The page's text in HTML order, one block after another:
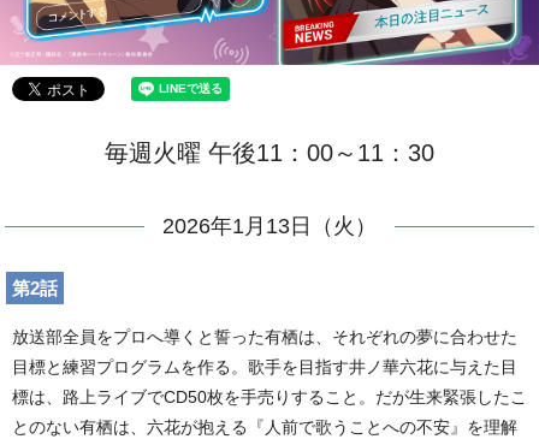
毎週火曜 午後11：00～11：30
2026年1月13日（火）
第2話
放送部全員をプロへ導くと誓った有栖は、それぞれの夢に合わせた
目標と練習プログラムを作る。歌手を目指す井ノ華六花に与えた目
標は、路上ライブでCD50枚を手売りすること。だが生来緊張したこ
とのない有栖は、六花が抱える『人前で歌うことへの不安』を理解